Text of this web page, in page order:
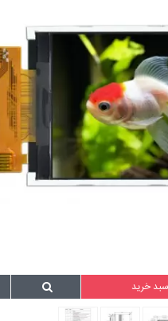
خرید